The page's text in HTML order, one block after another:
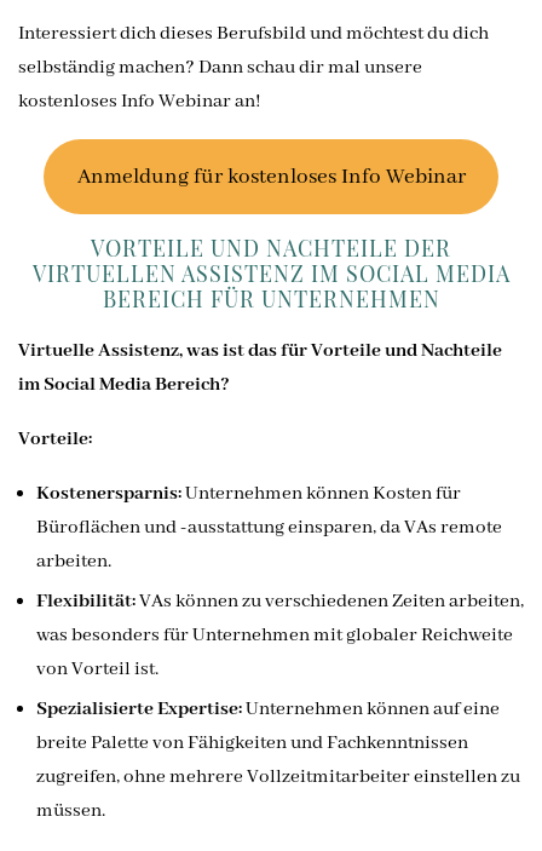
Interessiert dich dieses Berufsbild und möchtest du dich
selbständig machen? Dann schau dir mal unsere
kostenloses Info Webinar an!
Anmeldung für kostenloses Info Webinar
VORTEILE UND NACHTEILE DER
VIRTUELLEN ASSISTENZ IM SOCIAL MEDIA
BEREICH FÜR UNTERNEHMEN
Virtuelle Assistenz, was ist das für Vorteile und Nachteile
im Social Media Bereich?
Vorteile:
Kostenersparnis:Unternehmen können Kosten für
Büroflächen und -ausstattung einsparen, da VAs remote
arbeiten.
Flexibilität:VAs können zu verschiedenen Zeiten arbeiten,
was besonders für Unternehmen mit globaler Reichweite
von Vorteil ist.
Spezialisierte Expertise:Unternehmen können auf eine
breite Palette von Fähigkeiten und Fachkenntnissen
zugreifen, ohne mehrere Vollzeitmitarbeiter einstellen zu
müssen.